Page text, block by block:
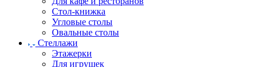
Стол-книжка
Угловые столы
Овальные столы
Стеллажи
Этажерки
Для игрушек